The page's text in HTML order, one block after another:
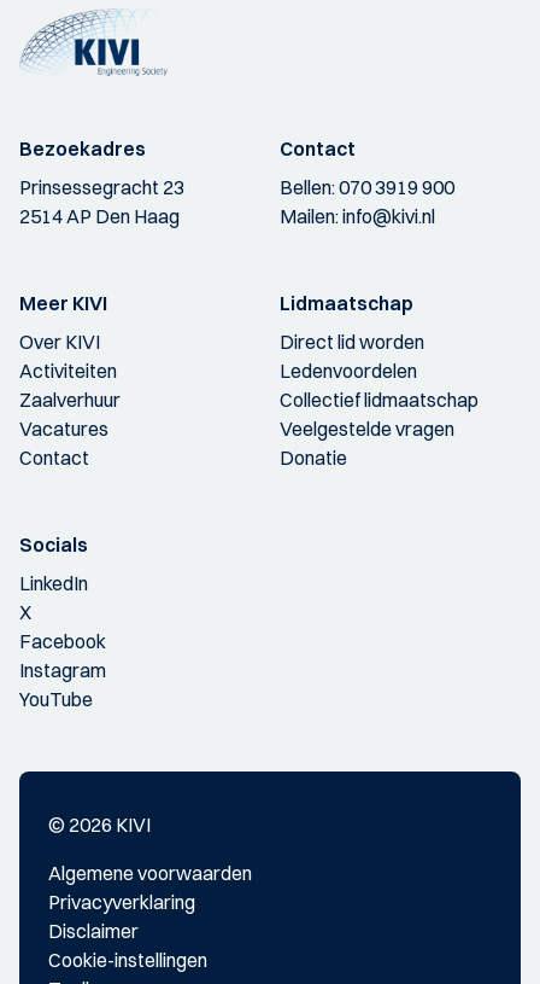
Bezoekadres
Prinsessegracht 23
2514 AP Den Haag
Contact
Bellen:070 3919 900
Mailen:info@kivi.nl
Meer KIVI
Over KIVI
Activiteiten
Zaalverhuur
Vacatures
Contact
Lidmaatschap
Direct lid worden
Ledenvoordelen
Collectief lidmaatschap
Veelgestelde vragen
Donatie
Socials
LinkedIn
X
Facebook
Instagram
YouTube
© 2026 KIVI
Algemene voorwaarden
Privacyverklaring
Disclaimer
Cookie-instellingen